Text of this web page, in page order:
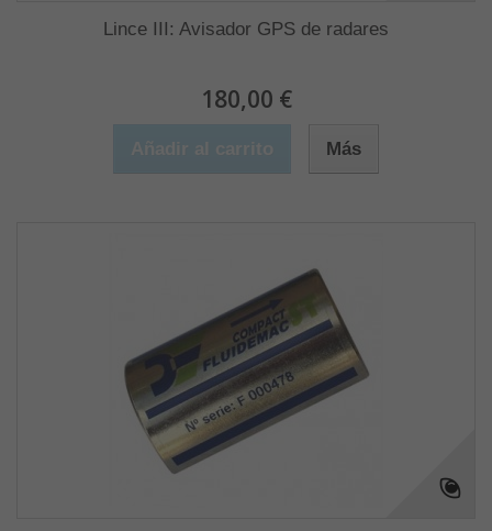
Lince III: Avisador GPS de radares
180,00 €
Más